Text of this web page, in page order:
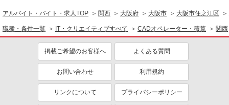
アルバイト・バイト・求人TOP 関西 大阪府 大阪市 大阪市住之江区
職種・条件一覧 IT・クリエイティブすべて CADオペレーター・積算 関西
掲載ご希望のお客様へ よくある質問
お問い合わせ 利用規約
リンクについて プライバシーポリシー